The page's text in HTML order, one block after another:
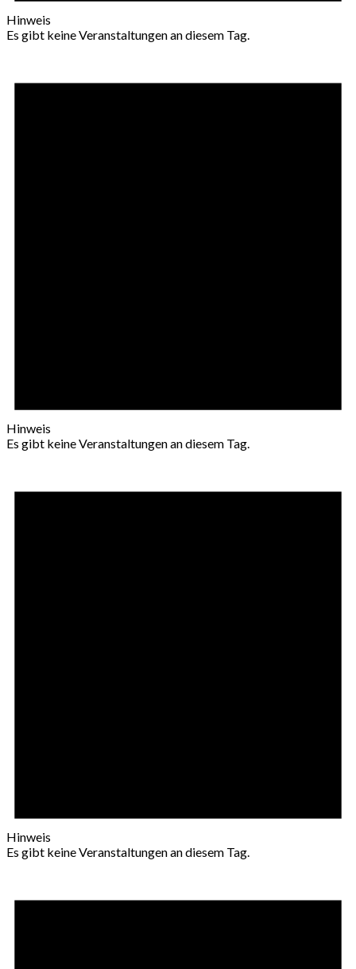
Hinweis
Es gibt keine Veranstaltungen an diesem Tag.
Hinweis
Es gibt keine Veranstaltungen an diesem Tag.
Hinweis
Es gibt keine Veranstaltungen an diesem Tag.